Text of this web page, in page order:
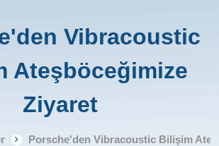
Vibracoustic
Ateşböceğimize
Ziyaret
Porsche'den Vibracoustic Bilişim